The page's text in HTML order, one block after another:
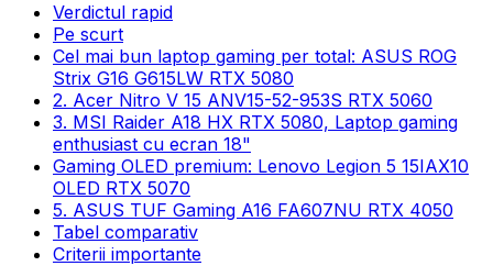
Verdictul rapid
Pe scurt
Cel mai bun laptop gaming per total: ASUS ROG
Strix G16 G615LW RTX 5080
2. Acer Nitro V 15 ANV15-52-953S RTX 5060
3. MSI Raider A18 HX RTX 5080, Laptop gaming
enthusiast cu ecran 18"
Gaming OLED premium: Lenovo Legion 5 15IAX10
OLED RTX 5070
5. ASUS TUF Gaming A16 FA607NU RTX 4050
Tabel comparativ
Criterii importante